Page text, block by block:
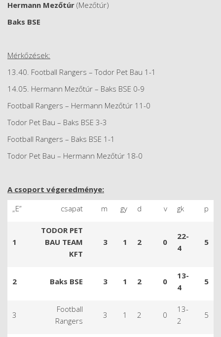
Hermann Mezőtúr (Mezőtúr)
Baks BSE
Mérkőzések:
13.40. Football Rangers – Todor Pet Bau 1-1
14.05. Hermann Mezőtúr – Baks BSE 0-9
Football Rangers – Hermann Mezőtúr 11-0
Todor Pet Bau – Baks BSE 3-3
Football Rangers – Baks BSE 1-1
Todor Pet Bau – Hermann Mezőtúr 18-0
A csoport végeredménye:
„E”
csapat m gy d v gk p
1
TODOR PET
BAU TEAM
KFT
3 1 2 0
22-
4
5
2 Baks BSE 3 1 2 0
13-
4
5
3
Football
Rangers
3 1 2 0
13-
2
5